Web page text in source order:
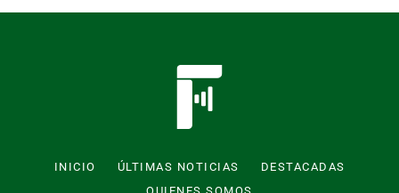
INICIO ÚLTIMAS NOTICIAS
DESTACADAS